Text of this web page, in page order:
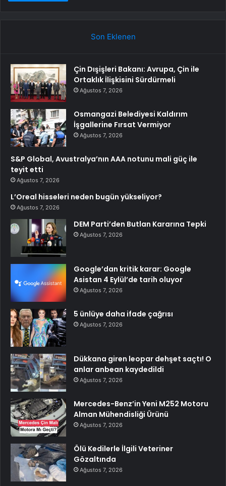
Son Eklenen
Çin Dışişleri Bakanı: Avrupa, Çin ile
Ortaklık İlişkisini Sürdürmeli
Ağustos 7, 2026
Osmangazi Belediyesi Kaldırım
İşgallerine Fırsat Vermiyor
Ağustos 7, 2026
S&P Global, Avustralya’nın AAA notunu mali güç ile
teyit etti
Ağustos 7, 2026
L’Oreal hisseleri neden bugün yükseliyor?
Ağustos 7, 2026
DEM Parti’den Butlan Kararına Tepki
Ağustos 7, 2026
Google’dan kritik karar: Google
Asistan 4 Eylül’de tarih oluyor
Ağustos 7, 2026
5 ünlüye daha ifade çağrısı
Ağustos 7, 2026
Dükkana giren leopar dehşet saçtı! O
anlar anbean kaydedildi
Ağustos 7, 2026
Mercedes-Benz’in Yeni M252 Motoru
Alman Mühendisliği Ürünü
Ağustos 7, 2026
Ölü Kedilerle İlgili Veteriner
Gözaltında
Ağustos 7, 2026